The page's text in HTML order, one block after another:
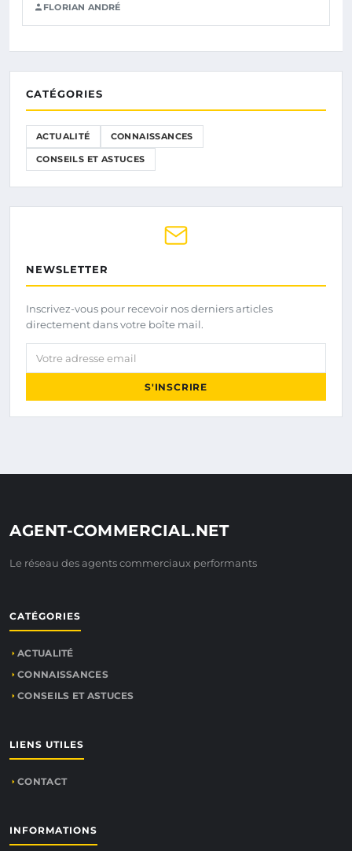
FLORIAN ANDRÉ
CATÉGORIES
ACTUALITÉ CONNAISSANCES
CONSEILS ET ASTUCES
NEWSLETTER
Inscrivez-vous pour recevoir nos derniers articles
directement dans votre boîte mail.
Votre adresse email
S'INSCRIRE
AGENT-COMMERCIAL.NET
Le réseau des agents commerciaux performants
CATÉGORIES
ACTUALITÉ
CONNAISSANCES
CONSEILS ET ASTUCES
LIENS UTILES
CONTACT
INFORMATIONS